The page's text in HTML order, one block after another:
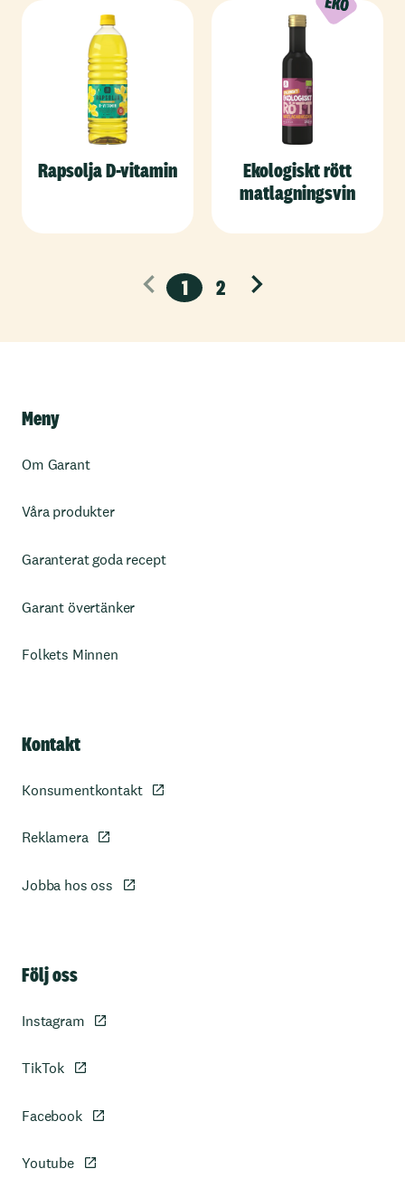
Rapsolja D-vitamin
Ekologiskt rött
matlagningsvin
1 2 Nästa
Meny
Om Garant
Våra produkter
Garanterat goda recept
Garant övertänker
Folkets Minnen
Kontakt
Konsumentkontakt
Reklamera
Jobba hos oss
Följ oss
Instagram
TikTok
Facebook
Youtube